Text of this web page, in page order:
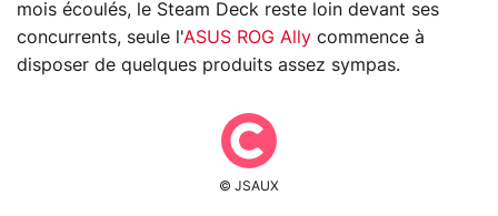
mois écoulés, le Steam Deck reste loin devant ses
concurrents, seule l'ASUS ROG Ally commence à
disposer de quelques produits assez sympas.
© JSAUX